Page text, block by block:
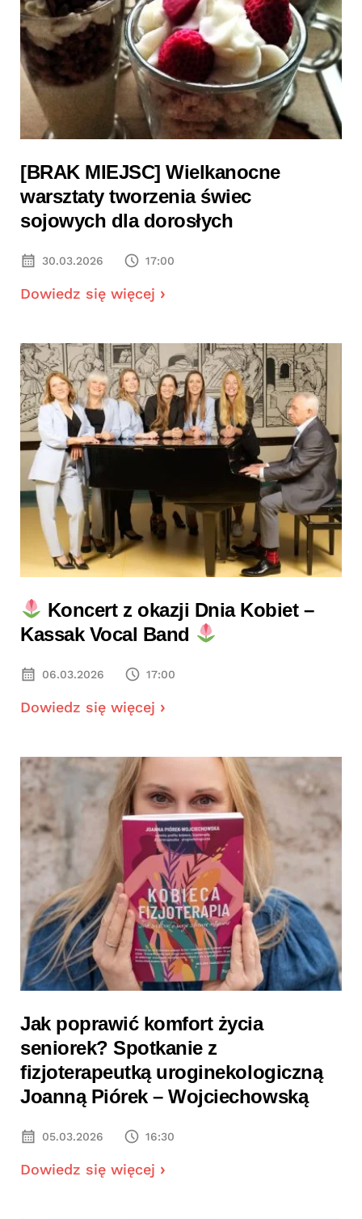
[BRAK MIEJSC] Wielkanocne
warsztaty tworzenia świec
sojowych dla dorosłych
30.03.2026 17:00
Dowiedz się więcej
Koncert z okazji Dnia Kobiet –
Kassak Vocal Band
06.03.2026 17:00
Dowiedz się więcej
Jak poprawić komfort życia
seniorek? Spotkanie z
fizjoterapeutką uroginekologiczną
Joanną Piórek – Wojciechowską
05.03.2026 16:30
Dowiedz się więcej